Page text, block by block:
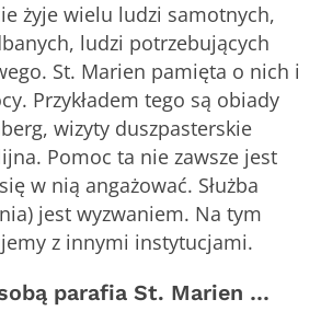
żyje wielu ludzi samotnych,
ludzi potrzebujących
St. Marien pamięta o nich i
Przykładem tego są obiady
wizyty duszpasterskie
Pomoc ta nie zawsze jest
w nią angażować. Służba
jest wyzwaniem. Na tym
z innymi instytucjami.
parafia St. Marien …